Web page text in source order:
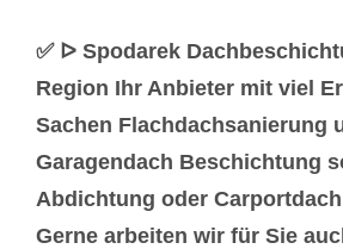
✅ ᐅ Spodarek
Region Ihr Anbieter mit viel
Sachen Flachdachsanierung
Garagendach Beschichtung
Abdichtung oder
Gerne arbeiten wir für Sie